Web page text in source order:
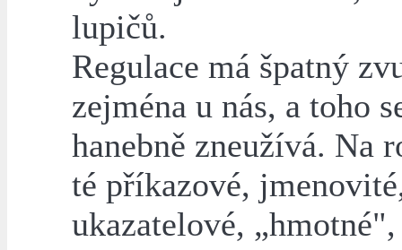
lupičů.
Regulace má špatný
zejména u nás, a toho
hanebně zneužívá. Na
té příkazové,
ukazatelové,